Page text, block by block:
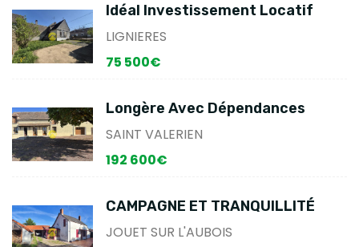
Idéal Investissement Locatif
LIGNIERES
75 500€
Longère Avec Dépendances
SAINT VALERIEN
192 600€
CAMPAGNE ET TRANQUILLITÉ
JOUET SUR L'AUBOIS